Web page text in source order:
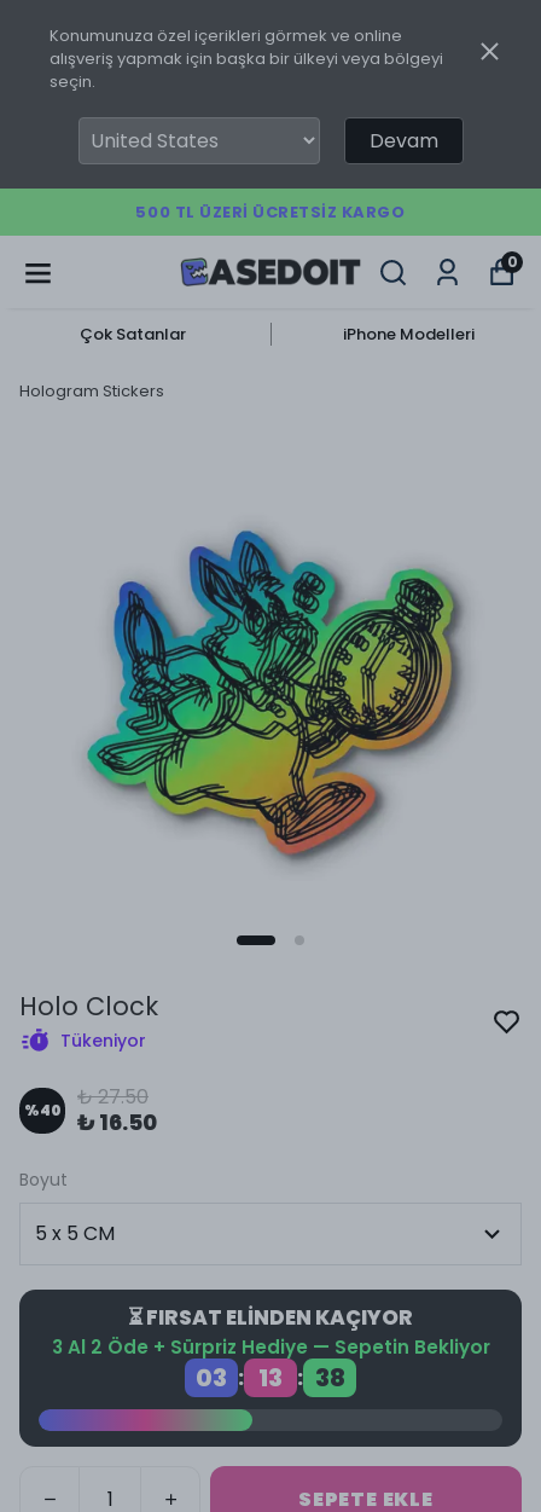
Konumunuza özel içerikleri görmek ve online
alışveriş yapmak için başka bir ülkeyi veya bölgeyi
seçin.
Devam
500 TL ÜZERI ÜCRETSIZ KARGO
0
Çok Satanlar iPhone Modelleri
Hologram Stickers
Holo Clock
Tükeniyor
%40 ₺ 27.50
₺ 16.50
Boyut
⏳ FIRSAT ELİNDEN KAÇIYOR
3 Al 2 Öde + Sürpriz Hediye — Sepetin Bekliyor
03 : 13 : 38
SEPETE EKLE